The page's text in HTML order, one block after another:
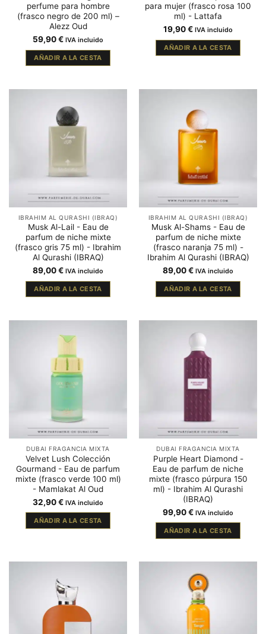
perfume para hombre
(frasco negro de 200 ml) –
Alezz Oud
59,90€ IVA incluido
AÑADIR A LA CESTA
para mujer (frasco rosa 100
ml) - Lattafa
19,90€ IVA incluido
AÑADIR A LA CESTA
IBRAHIM AL QURASHI (IBRAQ)
Musk Al-Lail - Eau de
parfum de niche mixte
(frasco gris 75 ml) - Ibrahim
Al Qurashi (IBRAQ)
89,00€ IVA incluido
AÑADIR A LA CESTA
IBRAHIM AL QURASHI (IBRAQ)
Musk Al-Shams - Eau de
parfum de niche mixte
(frasco naranja 75 ml) -
Ibrahim Al Qurashi (IBRAQ)
89,00€ IVA incluido
AÑADIR A LA CESTA
DUBAI FRAGANCIA MIXTA
Velvet Lush Colección
Gourmand - Eau de parfum
mixte (frasco verde 100 ml)
- Mamlakat Al Oud
32,90€ IVA incluido
AÑADIR A LA CESTA
DUBAI FRAGANCIA MIXTA
Purple Heart Diamond -
Eau de parfum de niche
mixte (frasco púrpura 150
ml) - Ibrahim Al Qurashi
(IBRAQ)
99,90€ IVA incluido
AÑADIR A LA CESTA